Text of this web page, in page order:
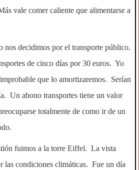
vale comer caliente que alimentarse a
nos decidimos por el transporte público.
de cinco días por 30 euros. Yo
que lo amortizaremos. Serían
Un abono transportes tiene un valor
totalmente de como ir de un
fuimos a la torre Eiffel. La vista
las condiciones climáticas. Fue un día